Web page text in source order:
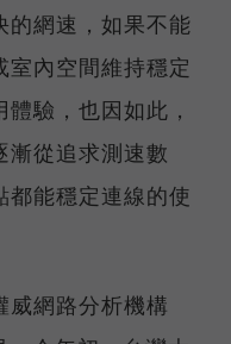
的網速，如果不能
內空間維持穩定
驗，也因如此，
漸從追求測速數
都能穩定連線的使
威網路分析機構